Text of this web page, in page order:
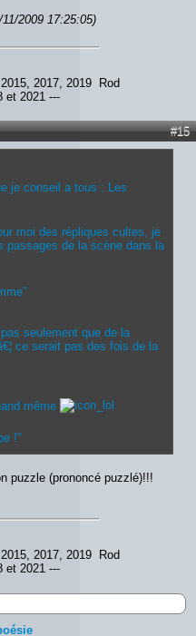
2009 17:25:05)
2017, 2019 Rod
et 2021 ---
#15
je conseil a tous : Les
moi des répliques cultes, je
passages de la scène dans la
seulement que de la
ce serait pas des fois de la
même
!"
puzzle (prononcé puzzlé)!!!
2017, 2019 Rod
et 2021 ---